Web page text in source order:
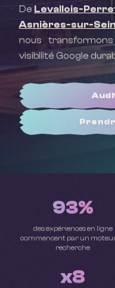
De Levallois-
Asnières-sur-
nous
visibilité Google
93%
des expériences en ligne
commencent par un
recherche
x8